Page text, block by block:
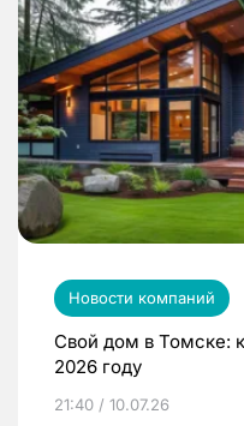
Новости компаний
Свой дом в Томске:
2026 году
21:40 / 10.07.26